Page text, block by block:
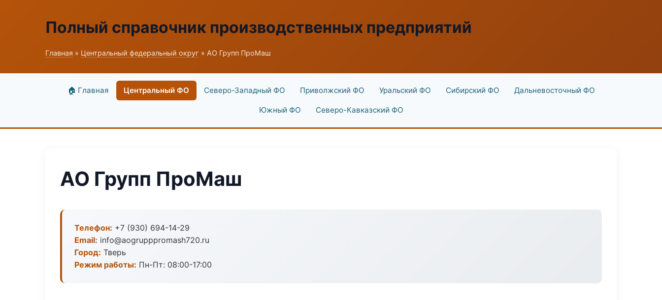
Полный справочник производственных предприятий
Главная » Центральный федеральный округ » АО Групп ПроМаш
🏠 Главная Центральный ФО Северо-Западный ФО Приволжский ФО Уральский ФО Сибирский ФО Дальневосточный ФО
Южный ФО Северо-Кавказский ФО
АО Групп ПроМаш
Телефон: +7 (930) 694-14-29
Email: info@aogrupppromash720.ru
Город: Тверь
Режим работы: Пн-Пт: 08:00-17:00